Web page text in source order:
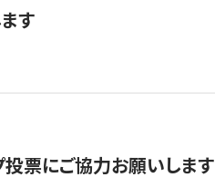
す
票にご協力お願いします